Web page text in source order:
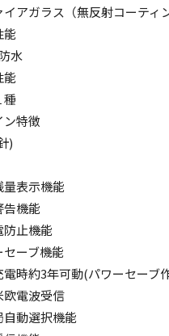
アガラス（無反射コーティ
能
水
能
種
ン特徴
)
量表示機能
告機能
防止機能
セーブ機能
電時約3年可動(パワーセーブ
欧電波受信
自動選択機能